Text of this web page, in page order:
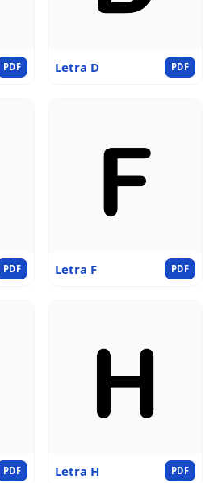
PDF Letra D PDF
PDF Letra F PDF
PDF Letra H PDF